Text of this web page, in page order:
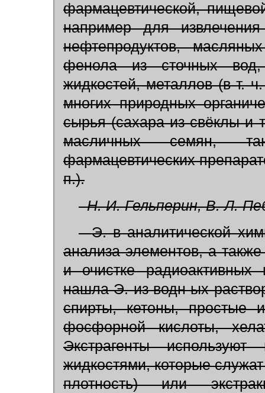
фармацевтической,
например для извлечения
нефтепродуктов,
фенола из сточных вод,
жидкостей, металлов (в т.
многих природных
сырья (сахара из свёклы и
масличных семян,
фармацевтических
п.).
Н. И. Гельперин, В. Л.
Э. в аналитической
анализа элементов, а
и очистке радиоактивных
нашла Э. из водн ых
спирты, кетоны,
фосфорной кислоты,
Экстрагенты
жидкостями, которые
плотность) или